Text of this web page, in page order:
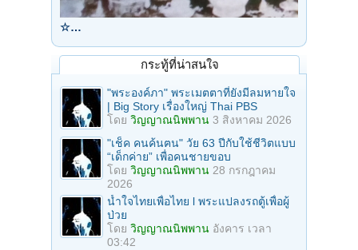
☆…
กระทู้ที่น่าสนใจ
"พระองค์ภา" พระเมตตาที่ยังมีลมหายใจ
| Big Story เรื่องใหญ่ Thai PBS
โดย วิญญาณนิพพาน 3 สิงหาคม 2026
"เช็ค คนค้นฅน" วัย 63 ปีกับใช้ชีวิตแบบ
“เด็กค่าย” เพื่อคนชายขอบ
โดย วิญญาณนิพพาน 28 กรกฎาคม
2026
น้ำใจไทยเพื่อไทย l พระแปลงรถตู้เพื่อผู้
ป่วย
โดย วิญญาณนิพพาน อังคาร เวลา
03:42